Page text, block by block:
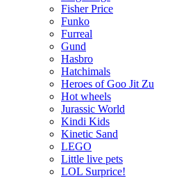
Fisher Price
Funko
Furreal
Gund
Hasbro
Hatchimals
Heroes of Goo Jit Zu
Hot wheels
Jurassic World
Kindi Kids
Kinetic Sand
LEGO
Little live pets
LOL Surprice!